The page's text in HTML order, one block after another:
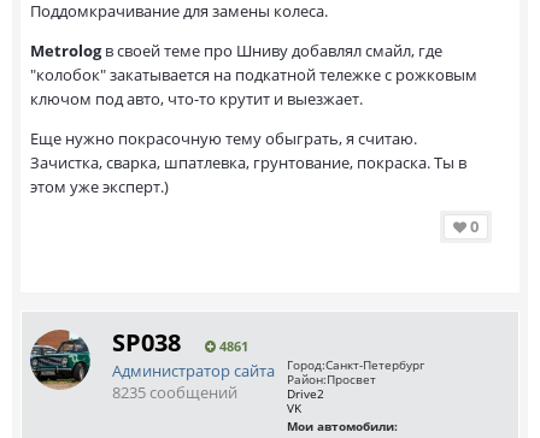
Поддомкрачивание для замены колеса.
Metrologв своей теме про Шниву добавлял смайл, где
"колобок" закатывается на подкатной тележке с рожковым
ключом под авто, что-то крутит и выезжает.
Еще нужно покрасочную тему обыграть, я считаю.
Зачистка, сварка, шпатлевка, грунтование, покраска. Ты в
этом уже эксперт.)
0
SP038 4861
Администратор сайта
8235 сообщений
Город:Санкт-Петербург
Район:Просвет
Drive2
VK
Мои автомобили: